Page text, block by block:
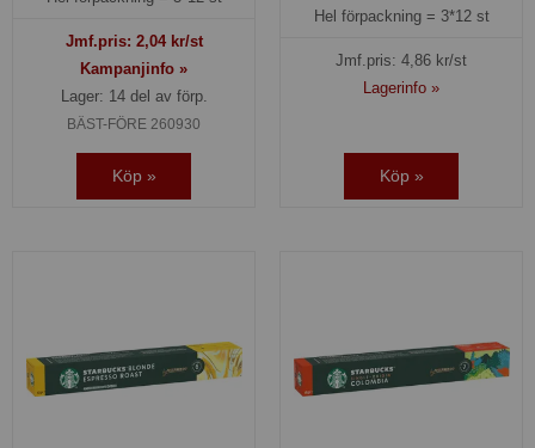
Jmf.pris: 2,04kr/st
Kampanjinfo »
Lager: 14 del av förp.
BÄST-FÖRE 260930
Köp »
Hel förpackning = 3*12 st
Jmf.pris: 4,86 kr/st
Lagerinfo »
Köp »